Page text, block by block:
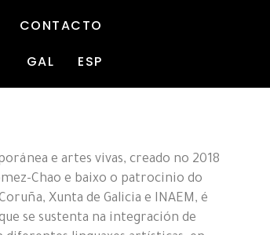
CONTACTO
GAL
ESP
e artes vivas, creado no 2018
Chao e baixo o patrocinio do
Xunta de Galicia e INAEM, é
se sustenta na integración de